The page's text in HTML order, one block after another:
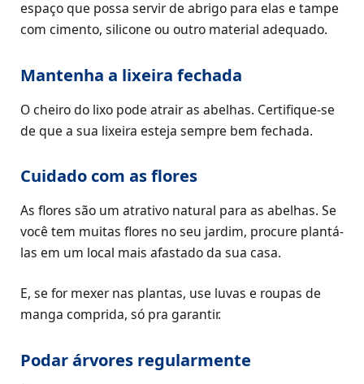
espaço que possa servir de abrigo para elas e tampe
com cimento, silicone ou outro material adequado.
Mantenha a lixeira fechada
O cheiro do lixo pode atrair as abelhas. Certifique-se
de que a sua lixeira esteja sempre bem fechada.
Cuidado com as flores
As flores são um atrativo natural para as abelhas. Se
você tem muitas flores no seu jardim, procure plantá-
las em um local mais afastado da sua casa.
E, se for mexer nas plantas, use luvas e roupas de
manga comprida, só pra garantir.
Podar árvores regularmente